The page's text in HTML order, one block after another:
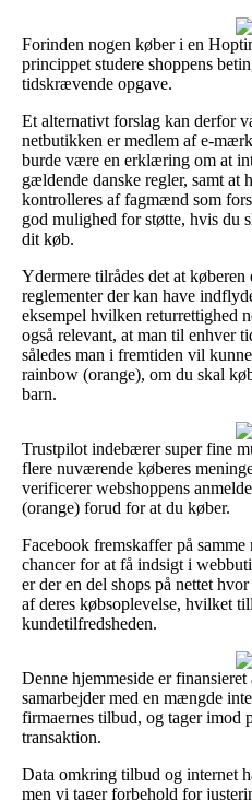
Forinden nogen køber i en
princippet studere shoppens
tidskrævende opgave.
Et alternativt forslag kan derfor
netbutikken er medlem af e-
burde være en erklæring om at
gældende danske regler, samt at
kontrolleres af fagmænd som
god mulighed for støtte, hvis du
dit køb.
Ydermere tilrådes det at
reglementer der kan have
eksempel hvilken returrettighed
også relevant, at man til enhver
således man i fremtiden vil
rainbow (orange), om du skal
barn.
Trustpilot indebærer super fine
flere nuværende køberes
verificerer webshoppens
(orange) forud for at du køber.
Facebook fremskaffer på
chancer for at få indsigt i
er der en del shops på nettet
af deres købsoplevelse, hvilket
kundetilfredsheden.
Denne hjemmeside er
samarbejder med en mængde
firmaernes tilbud, og tager imod
transaktion.
Data omkring tilbud og internet
men vi tager forbehold for